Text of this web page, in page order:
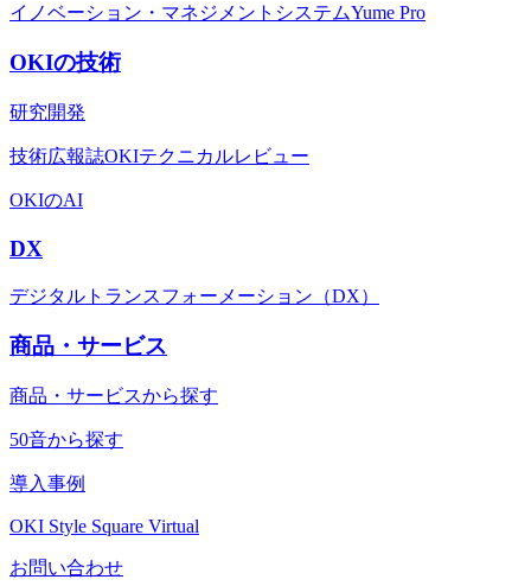
イノベーション・マネジメントシステムYume Pro
OKIの技術
研究開発
技術広報誌OKIテクニカルレビュー
OKIのAI
DX
デジタルトランスフォーメーション（DX）
商品・サービス
商品・サービスから探す
50音から探す
導入事例
OKI Style Square Virtual
お問い合わせ